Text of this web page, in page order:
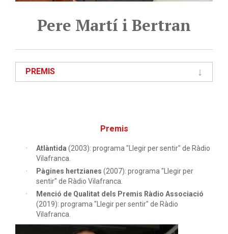
Pere Martí i Bertran
PREMIS
Premis
Atlàntida (2003): programa "Llegir per sentir" de Ràdio
Vilafranca.
Pàgines hertzianes (2007): programa "Llegir per
sentir" de Ràdio Vilafranca.
Menció de Qualitat dels Premis Ràdio Associació
(2019): programa "Llegir per sentir" de Ràdio
Vilafranca.